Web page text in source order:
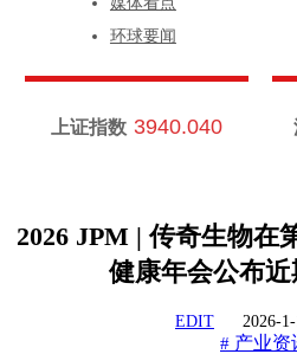
环球要闻
上证指数 3940.040
2026 JPM | 传奇生物在
健康年会公布
EDIT 2026-
# 产业资